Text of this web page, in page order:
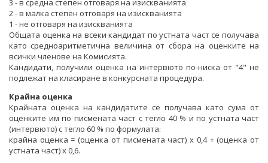
3 - в средна степен отговаря на изискванията
2 - в малка степен отговаря на изискванията
1 - не отговаря на изискванията
Общата оценка на всеки кандидат по устната част се получава
като средноаритметична величина от сбора на оценките на
всички членове на Комисията.
Кандидати, получили оценка на интервюто по-ниска от "4" не
подлежат на класиране в конкурсната процедура.
Крайна оценка
Крайната оценка на кандидатите се получава като сума от
оценките им по писмената част с тегло 40 % и по устната част
(интервюто) с тегло 60 % по формулата:
крайна оценка = (оценка от писмената част) х 0,4 + (оценка от
устната част) х 0,6.